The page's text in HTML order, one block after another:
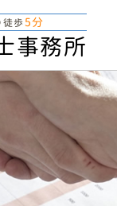
歩5分
事務所